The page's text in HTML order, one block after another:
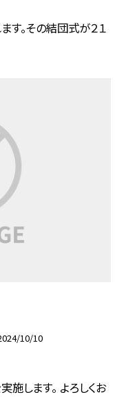
す。その結団式が２１
10/10
施します。 よろしくお